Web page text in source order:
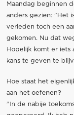
Maandag beginnen
anders gezien: "Het
verleden toch een
gekomen. Nu dat
Hopelijk komt er iets
kans te geven te
Hoe staat het
aan het oefenen?
"In de nabije